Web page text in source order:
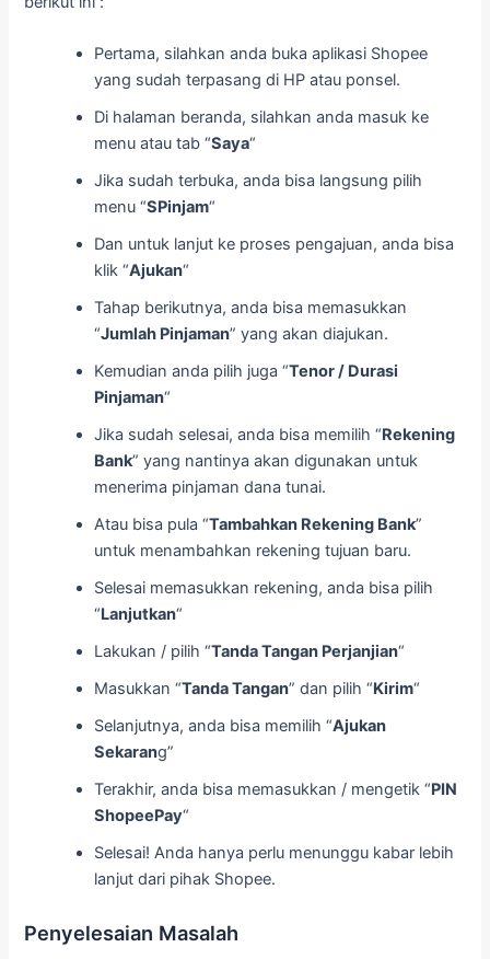
Pertama, silahkan anda buka aplikasi Shopee
yang sudah terpasang di HP atau ponsel.
Di halaman beranda, silahkan anda masuk ke
menu atau tab “Saya“
Jika sudah terbuka, anda bisa langsung pilih
menu “SPinjam“
Dan untuk lanjut ke proses pengajuan, anda bisa
klik “Ajukan“
Tahap berikutnya, anda bisa memasukkan
“Jumlah Pinjaman” yang akan diajukan.
Kemudian anda pilih juga “Tenor / Durasi
Pinjaman“
Jika sudah selesai, anda bisa memilih “Rekening
Bank” yang nantinya akan digunakan untuk
menerima pinjaman dana tunai.
Atau bisa pula “Tambahkan Rekening Bank”
untuk menambahkan rekening tujuan baru.
Selesai memasukkan rekening, anda bisa pilih
“Lanjutkan“
Lakukan / pilih “Tanda Tangan Perjanjian“
Masukkan “Tanda Tangan” dan pilih “Kirim“
Selanjutnya, anda bisa memilih “Ajukan
Sekarang”
Terakhir, anda bisa memasukkan / mengetik “PIN
ShopeePay“
Selesai! Anda hanya perlu menunggu kabar lebih
lanjut dari pihak Shopee.
Penyelesaian Masalah